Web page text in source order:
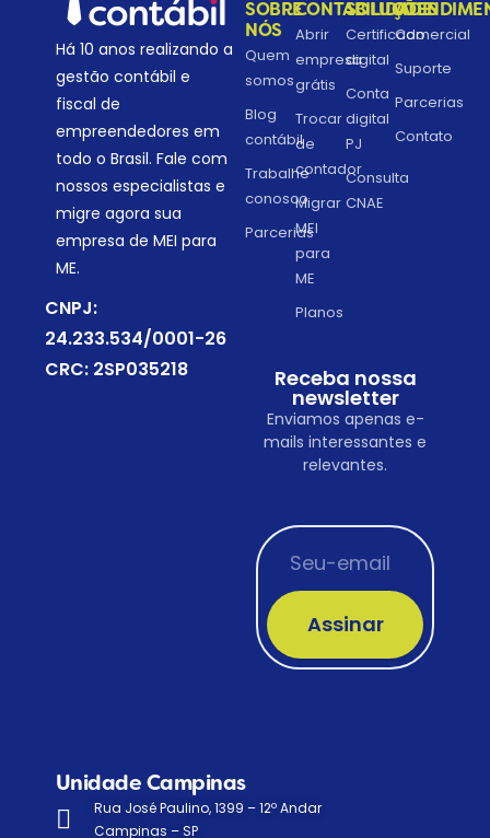
Há 10 anos realizando a
gestão contábil e
fiscal de
empreendedores em
todo o Brasil. Fale com
nossos especialistas e
migre agora sua
empresa de MEI para
ME.
CNPJ:
24.233.534/0001-26
CRC: 2SP035218
SOBRE
NÓS
Quem
somos
Blog
contábil
Trabalhe
conosco
Parcerias
CONTABILIDADE
Abrir
empresa
grátis
Trocar
de
contador
Migrar
MEI
para
ME
Planos
SOLUÇÕES
Certificado
digital
Conta
digital
PJ
Consulta
CNAE
Comercial
Suporte
Parcerias
Contato
Receba nossa
newsletter
Enviamos apenas e-
mails interessantes e
relevantes.
Assinar
Unidade Campinas
Rua José Paulino, 1399 – 12º Andar
Campinas – SP